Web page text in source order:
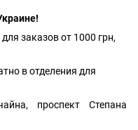
заказов от 1000 грн,
в отделения для
проспект Степана